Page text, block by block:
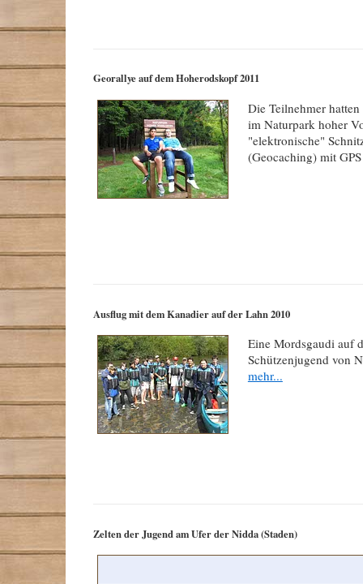
Georallye auf dem Hoherodskopf 2011
Die Teilnehmer
im Naturpark hoher
"elektronische"
(Geocaching) mit
Ausflug mit dem Kanadier auf der Lahn 2010
Eine Mordsgaudi auf
Schützenjugend von
mehr...
Zelten der Jugend am Ufer der Nidda (Staden)